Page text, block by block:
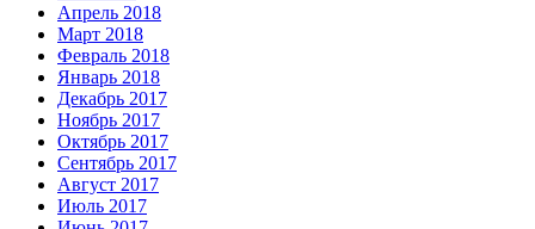
Апрель 2018
Март 2018
Февраль 2018
Январь 2018
Декабрь 2017
Ноябрь 2017
Октябрь 2017
Сентябрь 2017
Август 2017
Июль 2017